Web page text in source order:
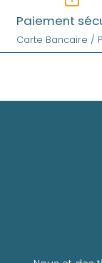
Paiement
Carte Bancaire /